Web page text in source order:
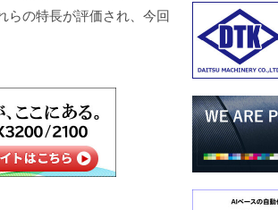
らの特長が評価され、今回